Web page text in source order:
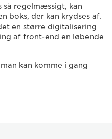
så regelmæssigt, kan
boks, der kan krydses af.
en større digitalisering
af front-end en løbende
kan komme i gang